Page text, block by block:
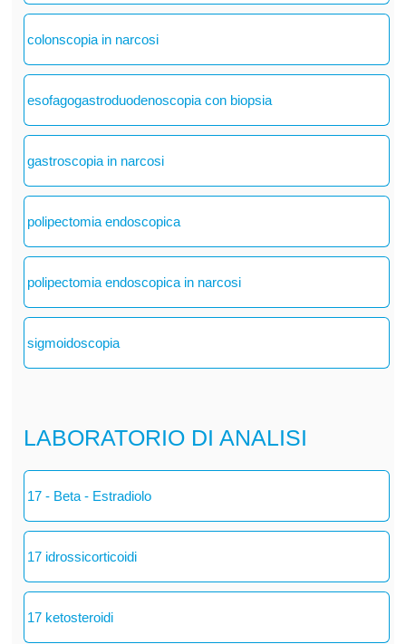
colonscopia in narcosi
esofagogastroduodenoscopia con biopsia
gastroscopia in narcosi
polipectomia endoscopica
polipectomia endoscopica in narcosi
sigmoidoscopia
LABORATORIO DI ANALISI
17 - Beta - Estradiolo
17 idrossicorticoidi
17 ketosteroidi